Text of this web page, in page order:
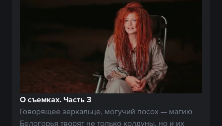
О съемках. Часть 3
Говорящее зеркальце, могучий посох — магию
Белогорья творят не только колдуны, но и их